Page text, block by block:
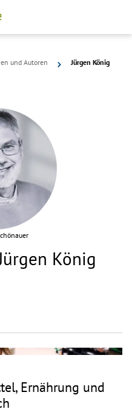
und Autoren Jürgen König
König
Ernährung und